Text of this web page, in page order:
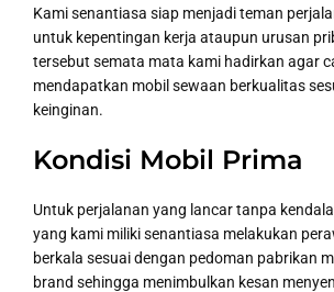
Kami senantiasa siap menjadi teman
untuk kepentingan kerja ataupun urusan
tersebut semata mata kami hadirkan agar
mendapatkan mobil sewaan berkualitas
keinginan.
Kondisi Mobil Prima
Untuk perjalanan yang lancar tanpa
yang kami miliki senantiasa melakukan
berkala sesuai dengan pedoman pabrikan
brand sehingga menimbulkan kesan